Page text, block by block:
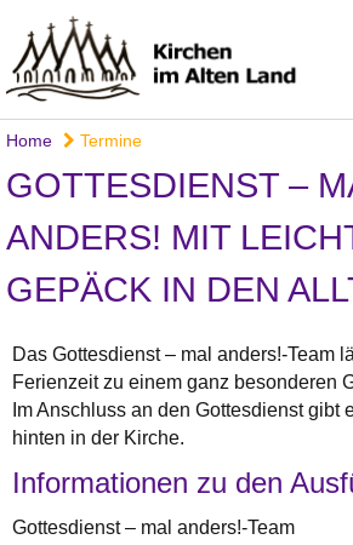
Home Termine
GOTTESDIENST –
ANDERS! MIT
GEPÄCK IN DEN
Das Gottesdienst – mal anders!-Team
Ferienzeit zu einem ganz besonderen
Im Anschluss an den Gottesdienst gibt
hinten in der Kirche.
Informationen zu den
Gottesdienst – mal anders!-Team